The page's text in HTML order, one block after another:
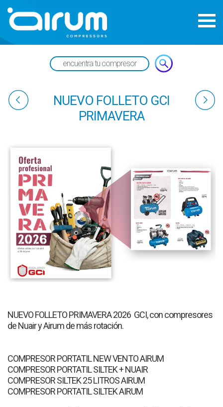
NUEVO FOLLETO GCI
PRIMAVERA
NUEVO FOLLETO PRIMAVERA 2026 GCI, con compresores
de Nuair y Airum de más rotación.
COMPRESOR PORTATIL NEW VENTO AIRUM
COMPRESOR PORTATIL SILTEK + NUAIR
COMPRESOR SILTEK 25 LITROS AIRUM
COMPRESOR PORTATIL SILTEK AIRUM